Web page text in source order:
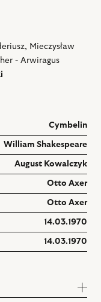
Mieczysław
- Arwiragus
Cymbelin
William Shakespeare
August Kowalczyk
Otto Axer
Otto Axer
14.03.1970
14.03.1970